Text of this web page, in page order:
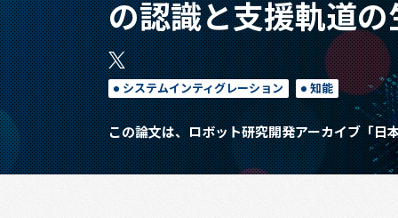
の認識と支援軌道の
システムインティグレーション 知能
この論文は、ロボット研究開発アーカイブ「日